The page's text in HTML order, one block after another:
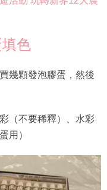
色
幾顆發泡膠蛋，然後
（不要稀釋）、水彩
用）